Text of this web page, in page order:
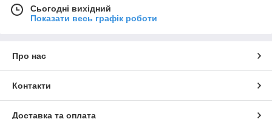
Сьогодні вихідний
Показати весь графік роботи
Про нас
Контакти
Доставка та оплата